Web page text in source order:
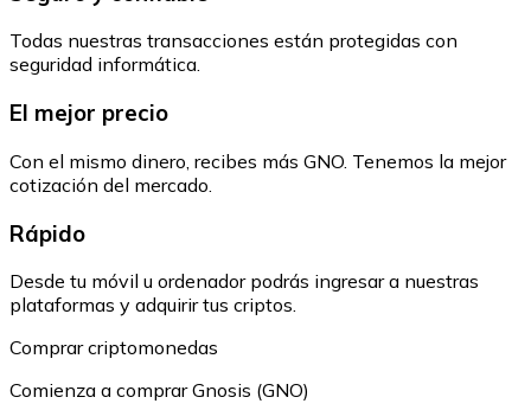
Todas nuestras transacciones están protegidas con
seguridad informática.
El mejor precio
Con el mismo dinero, recibes más GNO. Tenemos la mejor
cotización del mercado.
Rápido
Desde tu móvil u ordenador podrás ingresar a nuestras
plataformas y adquirir tus criptos.
Comprar criptomonedas
Comienza a comprar Gnosis (GNO)